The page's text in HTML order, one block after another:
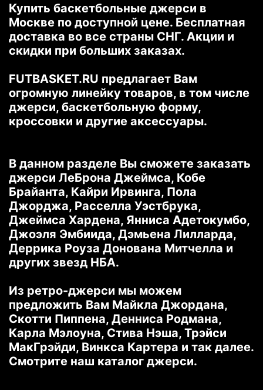
Купить баскетбольные джерси в
Москве по доступной цене. Бесплатная
доставка во все страны СНГ. Акции и
скидки при больших заказах.
FUTBASKET.RU предлагает Вам
огромную линейку товаров, в том числе
джерси, баскетбольную форму,
кроссовки и другие аксессуары.
В данном разделе Вы сможете заказать
джерси ЛеБрона Джеймса, Кобе
Брайанта, Кайри Ирвинга, Пола
Джорджа, Расселла Уэстбрука,
Джеймса Хардена, Янниса Адетокумбо,
Джоэля Эмбиида, Дэмьена Лилларда,
Деррика Роуза Донована Митчелла и
других звезд НБА.
Из ретро-джерси мы можем
предложить Вам Майкла Джордана,
Скотти Пиппена, Денниса Родмана,
Карла Мэлоуна, Стива Нэша, Трэйси
МакГрэйди, Винкса Картера и так далее.
Смотрите наш каталог джерси.